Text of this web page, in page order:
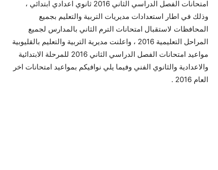
امتحانات الفصل الدراسي الثاني 2016 ثانوي اعدادي ابتدائي ،
وذلك في اطار استعدادات مديريات التربية والتعليم بجميع
المحافظات لاستقبال امتحانات الترم الثاني بالمدارس لجميع
المراحل التعليمية 2016 ، واعلنت مديرية التربية والتعليم بالقليوبية
مواعيد امتحانات الفصل الدراسي الثاني 2016 للمرحلة الابتدائية
والاعدادية والثانوي الفني وفيما يلي نوافيكم بمواعيد امتحانات اخر
العام 2016 .